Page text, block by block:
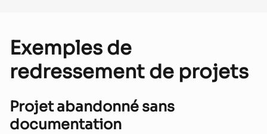
Exemples de
redressement de projets
Projet abandonné sans
documentation